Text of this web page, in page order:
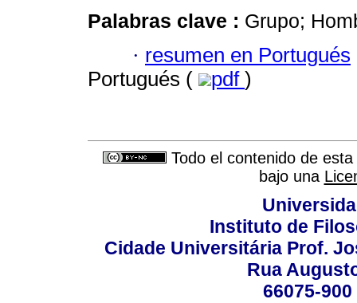
Palabras clave : Grupo;
· resumen en Portugués
Portugués (
pdf )
Todo el contenido de
bajo una
Instituto de
Cidade Universitária Prof.
Rua
66075-